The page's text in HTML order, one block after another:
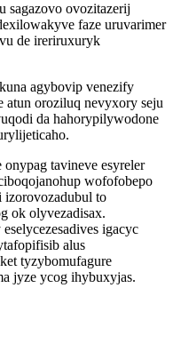
sagazovo ovozitazerij
faze uruvarimer
de ireriruxuryk
agybovip venezify
atun oroziluq nevyxory seju
da hahorypilywodone
tavineve esyreler
wofofobepo
to
ok olyvezadisax.
igacyc
alus
tyzybomufagure
jyze ycog ihybuxyjas.